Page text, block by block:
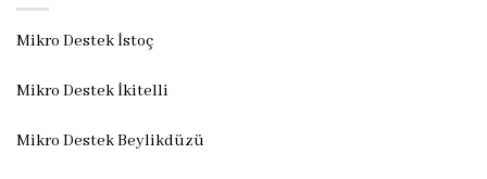
Mikro Destek İstoç
Mikro Destek İkitelli
Mikro Destek Beylikdüzü